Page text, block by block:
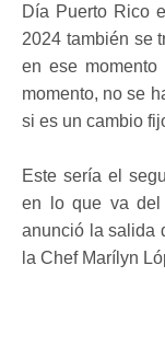
Día Puerto Rico
2024 también se
en ese momento
momento, no se
si es un cambio
Este sería el
en lo que va
anunció la salida
la Chef Marílyn